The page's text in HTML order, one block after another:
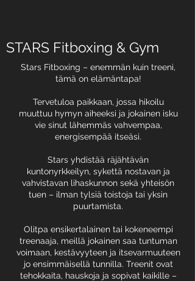
STARS Fitboxing & Gym
Stars Fitboxing – enemmän kuin treeni,
tämä on elämäntapa!
Tervetuloa paikkaan, jossa hikoilu
muuttuu hymyn aiheeksi ja jokainen isku
vie sinut lähemmäs vahvempaa,
energisempää itseäsi.
Stars yhdistää räjähtävän
kuntonyrkkeilyn, sykettä nostavan ja
vahvistavan lihaskunnon sekä yhteisön
tuen – ilman tylsiä toistoja tai yksin
puurtamista.
Olitpa ensikertalainen tai kokeneempi
treenaaja, meillä jokainen saa tuntuman
voimaan, kestävyyteen ja itsevarmuuteen
jo ensimmäisellä tunnilla. Treenit ovat
tehokkaita, hauskoja ja sopivat kaikille –